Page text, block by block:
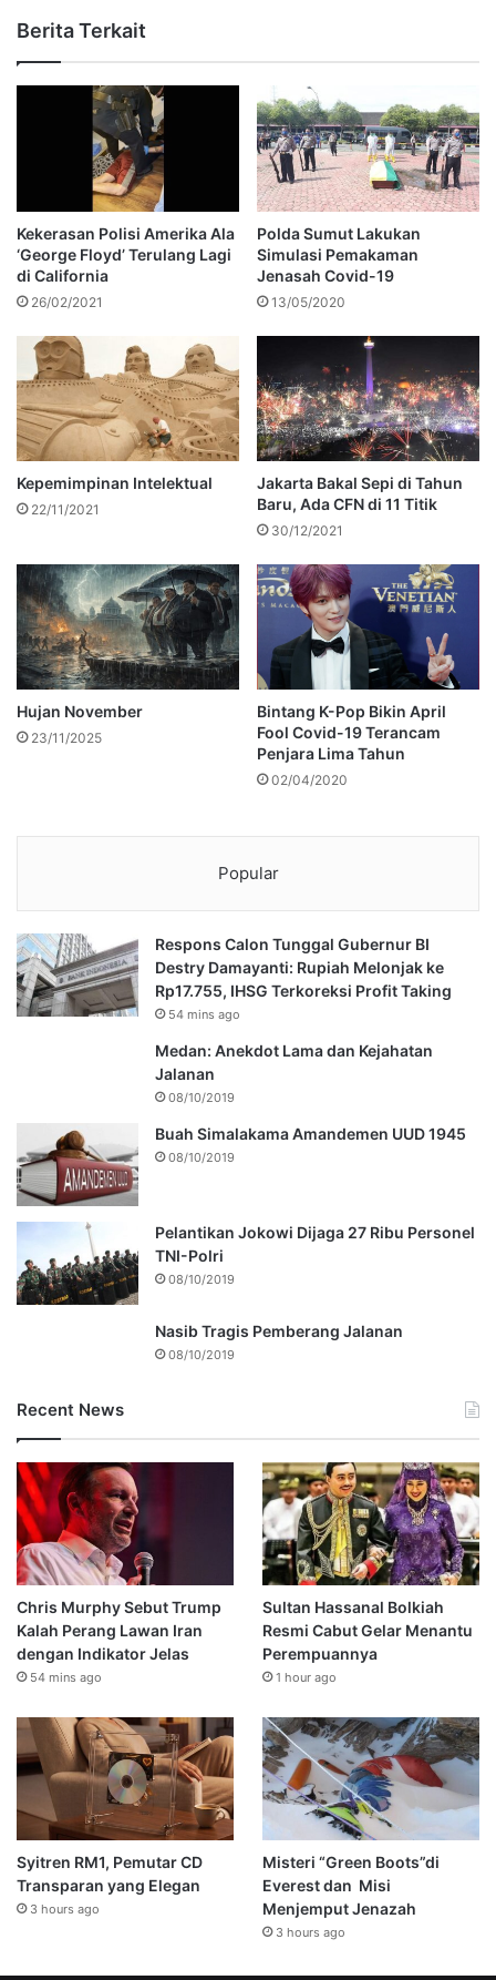
Berita Terkait
Kekerasan Polisi Amerika Ala
‘George Floyd’ Terulang Lagi
di California
26/02/2021
Polda Sumut Lakukan
Simulasi Pemakaman
Jenasah Covid-19
13/05/2020
Kepemimpinan Intelektual
22/11/2021
Jakarta Bakal Sepi di Tahun
Baru, Ada CFN di 11 Titik
30/12/2021
Hujan November
23/11/2025
Bintang K-Pop Bikin April
Fool Covid-19 Terancam
Penjara Lima Tahun
02/04/2020
Popular
Respons Calon Tunggal Gubernur BI
Destry Damayanti: Rupiah Melonjak ke
Rp17.755, IHSG Terkoreksi Profit Taking
54 mins ago
Medan: Anekdot Lama dan Kejahatan
Jalanan
08/10/2019
Buah Simalakama Amandemen UUD 1945
08/10/2019
Pelantikan Jokowi Dijaga 27 Ribu Personel
TNI-Polri
08/10/2019
Nasib Tragis Pemberang Jalanan
08/10/2019
Recent News
Chris Murphy Sebut Trump
Kalah Perang Lawan Iran
dengan Indikator Jelas
54 mins ago
Sultan Hassanal Bolkiah
Resmi Cabut Gelar Menantu
Perempuannya
1 hour ago
Syitren RM1, Pemutar CD
Transparan yang Elegan
3 hours ago
Misteri “Green Boots”di
Everest dan Misi
Menjemput Jenazah
3 hours ago